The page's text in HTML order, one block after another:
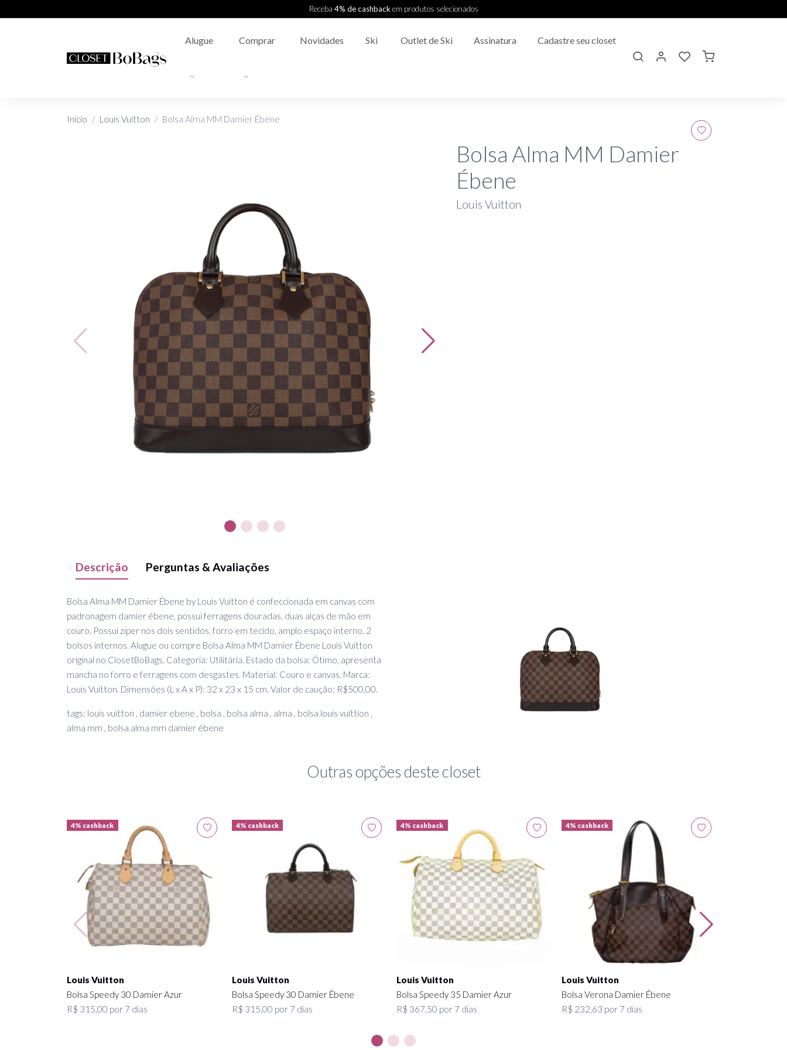
Receba 4% de cashbackem produtos selecionados
Alugue Comprar Novidades Ski Outlet de Ski Assinatura Cadastre seu closet
Início Louis Vuitton Bolsa Alma MM Damier Ébene
Bolsa Alma MM Damier
Ébene
Louis Vuitton
Descrição Perguntas & Avaliações
Bolsa Alma MM Damier Ébene by Louis Vuitton é confeccionada em canvas com
padronagem damier ébene, possui ferragens douradas, duas alças de mão em
couro. Possui zíper nos dois sentidos, forro em tecido, amplo espaço interno. 2
bolsos internos. Alugue ou compre Bolsa Alma MM Damier Ébene Louis Vuitton
original no ClosetBoBags. Categoria: Utilitária. Estado da bolsa: Ótimo, apresenta
mancha no forro e ferragens com desgastes. Material: Couro e canvas. Marca:
Louis Vuitton. Dimensões (L x A x P): 32 x 23 x 15 cm. Valor de caução: R$500,00.
tags: louis vuitton , damier ebene , bolsa , bolsa alma , alma , bolsa louis vuittion ,
alma mm , bolsa alma mm damier ébene
Outras opções deste closet
4% cashback
Louis Vuitton
Bolsa Speedy 30 Damier Azur
R$ 315,00 por 7 dias
4% cashback
Louis Vuitton
Bolsa Speedy 30 Damier Ébene
R$ 315,00 por 7 dias
4% cashback
Louis Vuitton
Bolsa Speedy 35 Damier Azur
R$ 367,50 por 7 dias
4% cashback
Louis Vuitton
Bolsa Verona Damier Ébene
R$ 232,63 por 7 dias